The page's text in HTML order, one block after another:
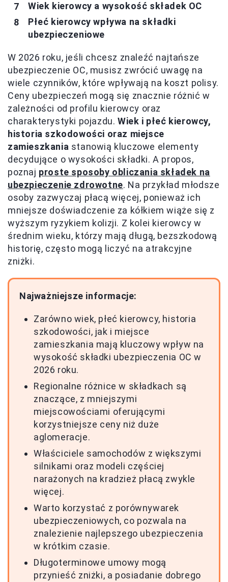
Wiek kierowcy a wysokość składek OC
Płeć kierowcy wpływa na składki
ubezpieczeniowe
W 2026 roku, jeśli chcesz znaleźć najtańsze
ubezpieczenie OC, musisz zwrócić uwagę na
wiele czynników, które wpływają na koszt polisy.
Ceny ubezpieczeń mogą się znacznie różnić w
zależności od profilu kierowcy oraz
charakterystyki pojazdu.Wiek i płeć kierowcy,
historia szkodowości oraz miejsce
zamieszkania stanowią kluczowe elementy
decydujące o wysokości składki. A propos,
poznaj proste sposoby obliczania składek na
ubezpieczenie zdrowotne. Na przykład młodsze
osoby zazwyczaj płacą więcej, ponieważ ich
mniejsze doświadczenie za kółkiem wiąże się z
wyższym ryzykiem kolizji. Z kolei kierowcy w
średnim wieku, którzy mają długą, bezszkodową
historię, często mogą liczyć na atrakcyjne
zniżki.
Najważniejsze informacje:
Zarówno wiek, płeć kierowcy, historia
szkodowości, jak i miejsce
zamieszkania mają kluczowy wpływ na
wysokość składki ubezpieczenia OC w
2026 roku.
Regionalne różnice w składkach są
znaczące, z mniejszymi
miejscowościami oferującymi
korzystniejsze ceny niż duże
aglomeracje.
Właściciele samochodów z większymi
silnikami oraz modeli częściej
narażonych na kradzież płacą zwykle
więcej.
Warto korzystać z porównywarek
ubezpieczeniowych, co pozwala na
znalezienie najlepszego ubezpieczenia
w krótkim czasie.
Długoterminowe umowy mogą
przynieść zniżki, a posiadanie dobrego